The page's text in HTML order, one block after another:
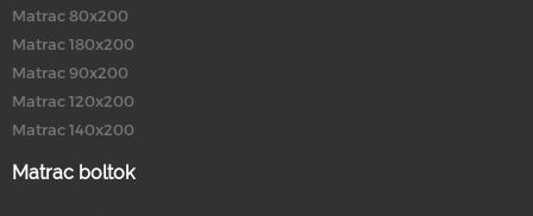
Matrac 80x200
Matrac 180x200
Matrac 90x200
Matrac 120x200
Matrac 140x200
Matrac boltok